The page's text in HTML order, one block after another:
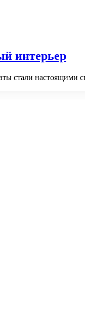
интерьер
стали настоящими